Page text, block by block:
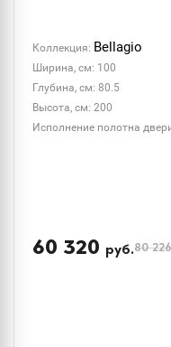
Коллекция: Bellagio
Ширина, см: 100
Глубина, см: 80.5
Высота, см: 200
Исполнение полотна
60 320 руб.80